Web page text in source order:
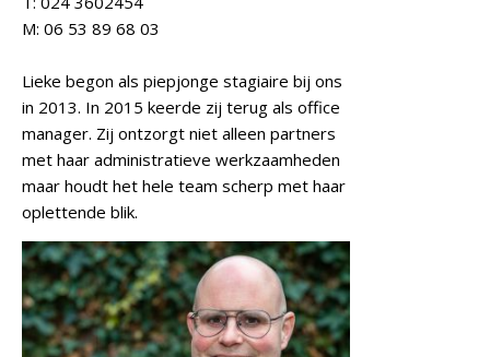
M: 06 53 89 68 03
Lieke begon als piepjonge stagiaire bij ons
in 2013. In 2015 keerde zij terug als office
manager. Zij ontzorgt niet alleen partners
met haar administratieve werkzaamheden
maar houdt het hele team scherp met haar
oplettende blik.